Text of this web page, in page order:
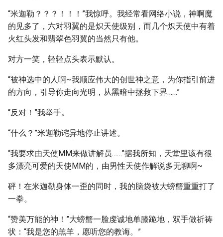
“米迦勒？？？！！！”我惊呼。我经常看网络小说，神啊魔
的见多了，六对羽翼的是炽天使级别，而几个炽天使中有着
火红头发和翡翠色羽翼的当然只有他。
对方一笑，轻轻点头表示默认。
“被神选中的人啊~我顺应伟大的创世神之意，为你指引前进
的方向，引导你走向光明，从黑暗中拯救下界……”
“反对！”我举手。
“什么？”米迦勒诧异地停止讲述。
“我要求由天使MM来做讲解员……”据我所知，天堂里该有很
多漂亮可爱的天使MM的，由男性天使作解说多无聊啊~
砰！在米迦勒身体一歪的同时，我的脑袋被大螃蟹重重打了
一拳。
“赞美万能的神！”大螃蟹一脸虔诚地单膝跪地，双手做祈祷
状：“我是您的羔羊，愿听您的教诲。”